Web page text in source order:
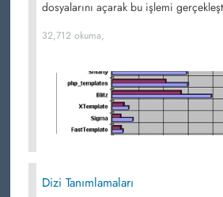
dosyalarını açarak bu işlemi
32,712 okuma,
Dizi Tanımlamaları